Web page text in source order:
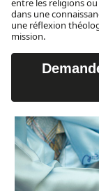
entre les religions
dans une
une réflexion
mission.